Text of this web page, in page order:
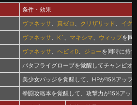
条件・効果
ヴァネッサ、 真ゼロ 、 クリザリッド、 イグ
ヴァネッサ、 K´ 、 マキシマ、 ウィップを同
ヴァネッサ、 ヘビィD、 ジョーを同時に持
バタフライグローブを覚醒してチャンピオ
美少女バッジを覚醒して、HPが15%アップ
拳闘攻略本を覚醒して、攻撃力が15%アップ